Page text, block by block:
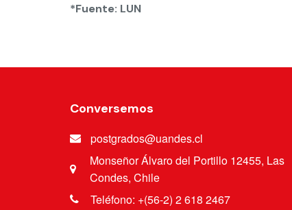
*Fuente: LUN
Conversemos
postgrados@uandes.cl
Monseñor Álvaro del Portillo 12455, Las
Condes, Chile
Teléfono: +(56-2) 2 618 2467